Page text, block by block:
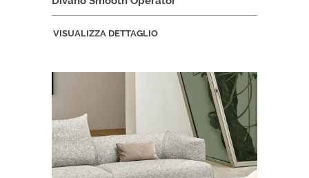
VISUALIZZA DETTAGLIO